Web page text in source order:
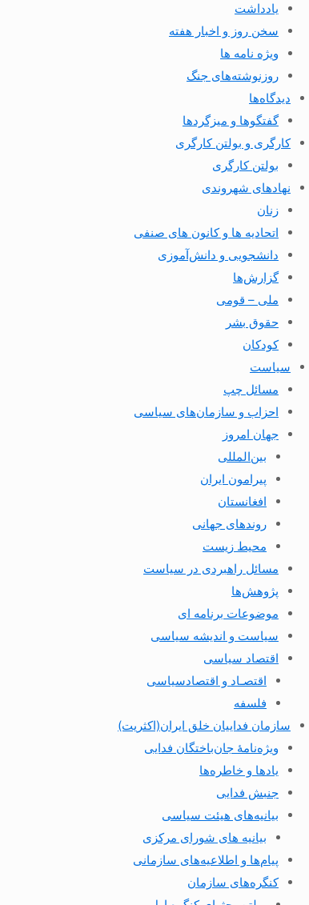
یادداشت
سخن روز و اخبار هفته
ویژه نامه ها
روزنوشته‌های جنگ
دیدگاه‌ها
گفتگوها و میزگردها
کارگری و بولتن کارگری
بولتن کارگری
نهادهای شهروندی
زنان
اتحادیه ها و کانون های صنفی
دانشجویی و دانش‌آموزی
گزارش‌ها
ملی – قومی
حقوق بشر
کودکان
سیاست
مسائل چپ
احزاب و سازمان‌های سیاسی
جهان امروز
بین‌المللی
پیرامون ایران
افغانستان
روندهای جهانی
محیط زیست
مسائل راهبردی در سیاست
پژوهش‌ها
موضوعات برنامه ای
سیاست و اندیشه سیاسی
اقتصاد سیاسی
اقتصـاد و اقتصاد‌سیاسی
فلسفه
سازمان فداییان خلق ایران(اکثریت)
ویژه‌نامهٔ جان‌باختگان فدایی
یادها و خاطره‌ها
جنبش فدایی
بیانیه‌های هیئت سیاسی
بیانیه های شورای مرکزی
پیام‌ها و اطلاعیه‌های سازمانی
کنگره‌های سازمان